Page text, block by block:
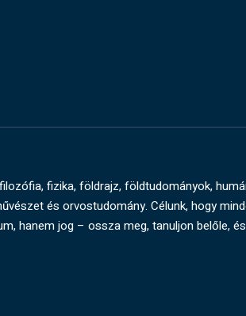
fizika, földrajz, földtudományok,
és orvostudomány. Célunk, hogy
hanem jog – ossza meg, tanuljon belőle,